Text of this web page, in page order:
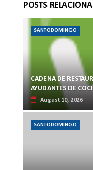
POSTS
SANTODOMINGO
CADENA DE
AYUDANTES DE
August 10, 2026
SANTODOMINGO